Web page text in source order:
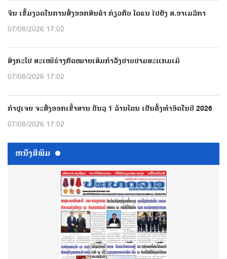
ຈີນ ເຂັ້ມງວດໃນການສົ່ງອອກສິນຄ້າ ກ່ຽວກັບ ໂດຣນ ໄປຍັງ ສ.ອາເມລິກາ
07/08/2026 17:02
ສິງກະໂປ ສະເໜີຮ່າງກົດໝາຍເສີມກຳລັງປາບປາມສະແກມເມີ
07/08/2026 17:02
ກຳປູເຈຍ ຈະສົ່ງອອກເຂົ້າສານ ບັນລຸ 1 ລ້ານໂຕນ ເປັນຄັ້ງທຳອິດໃນປີ 2026
07/08/2026 17:02
ຫນ້ັງສືພິມ